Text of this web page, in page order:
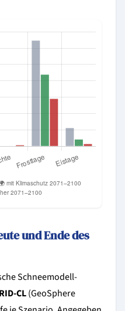
und Ende des
Schneemodell-
CL(GeoSphere